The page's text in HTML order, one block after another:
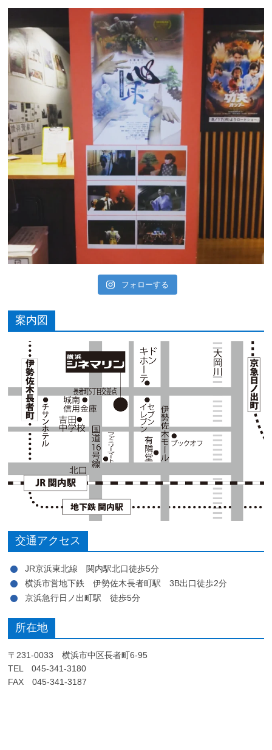
フォローする
案内図
交通アクセス
JR京浜東北線 関内駅北口徒歩5分
横浜市営地下鉄 伊勢佐木長者町駅 3B出口徒歩2分
京浜急行日ノ出町駅 徒歩5分
所在地
〒231-0033 横浜市中区長者町6-95
TEL 045-341-3180
FAX 045-341-3187